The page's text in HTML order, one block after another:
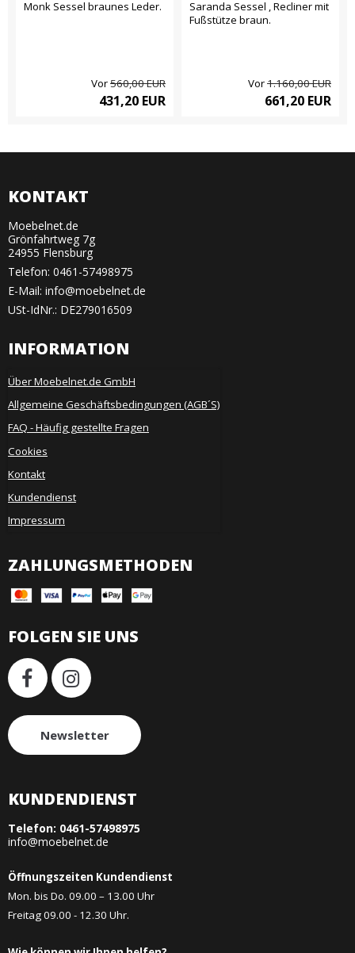
Monk Sessel braunes Leder.
Vor560,00 EUR
431,20 EUR
Saranda Sessel , Recliner mit
Fußstütze braun.
Vor1.160,00 EUR
661,20 EUR
KONTAKT
Moebelnet.de
Grönfahrtweg 7g
24955 Flensburg
Telefon: 0461-57498975
E-Mail: info@moebelnet.de
USt-IdNr.: DE279016509
INFORMATION
Über Moebelnet.de GmbH
Allgemeine Geschäftsbedingungen (AGB´S)
FAQ - Häufig gestellte Fragen
Cookies
Kontakt
Kundendienst
Impressum
ZAHLUNGSMETHODEN
FOLGEN SIE UNS
Newsletter
KUNDENDIENST
Telefon: 0461-57498975
info@moebelnet.de
Öffnungszeiten Kundendienst
Mon. bis Do. 09.00 – 13.00 Uhr
Freitag 09.00 - 12.30 Uhr.